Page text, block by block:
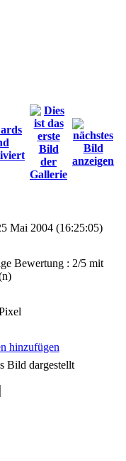
Mai 2004 (16:25:05)
hinzufügen
Bild dargestellt